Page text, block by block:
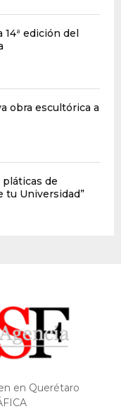
edición del
obra escultórica a
pláticas de
tu Universidad”
en Querétaro